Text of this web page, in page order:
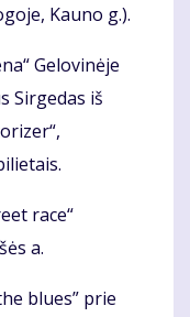
Kauno g.).
Gelovinėje
Sirgedas iš
race“
a.
blues” prie